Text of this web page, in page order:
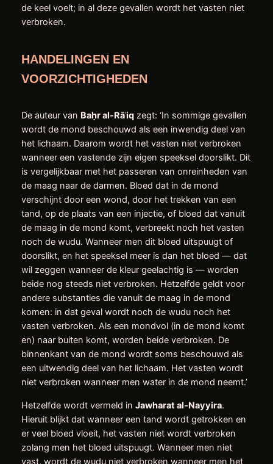
de keel voelt; in al deze gevallen wordt het vasten niet
verbroken.
HANDELINGEN EN
VOORZICHTIGHEDEN
De auteur van Baḥr al‑Rāʾiqzegt: ‘In sommige gevallen
wordt de mond beschouwd als een inwendig deel van
het lichaam. Daarom wordt het vasten niet verbroken
wanneer een vastende zijn eigen speeksel doorslikt. Dit
is vergelijkbaar met het passeren van onreinheden van
de maag naar de darmen. Bloed dat in de mond
verschijnt door een wond, door het trekken van een
tand, op de plaats van een injectie, of bloed dat vanuit
de maag in de mond komt, verbreekt noch het vasten
noch de wudu. Wanneer men dit bloed uitspuugt of
doorslikt, en het speeksel meer is dan het bloed — dat
wil zeggen wanneer de kleur geelachtig is — worden
beide nog steeds niet verbroken. Hetzelfde geldt voor
andere substanties die vanuit de maag in de mond
komen: in dat geval wordt noch de wudu noch het
vasten verbroken. Als een mondvol (in de mond komt
en) naar buiten komt, worden beide verbroken. De
binnenkant van de mond wordt soms beschouwd als
een uitwendig deel van het lichaam. Het vasten wordt
niet verbroken wanneer men water in de mond neemt.’
Hetzelfde wordt vermeld in Jawharat al‑Nayyira.
Hieruit blijkt dat wanneer een tand wordt getrokken en
er veel bloed vloeit, het vasten niet wordt verbroken
zolang men het bloed uitspuugt. Wanneer men niet
vast, wordt de wudu niet verbroken wanneer men het